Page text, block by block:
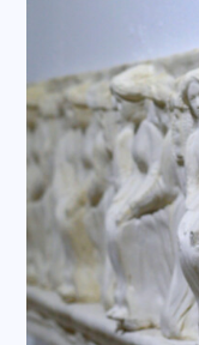
trabajan de
de largo
mecánico, óptico
a una
estricta disciplina
contexto
En su obra el
tropo capaz de
constricciones
distorsionan la
en cuyos pliegues
En esta línea, y